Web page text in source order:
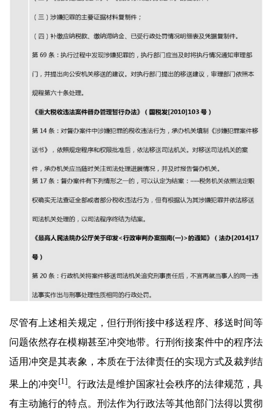
尽管有上述相关规定，但行刑衔接中移送程序、移送时间等
问题依然存在模糊甚至冲突地带。行刑衔接案件中的程序法
适用冲突是其表象，本质在于法律责任的实现方式及裁判结
果上的冲突 [1]。行政法是维护国家社会秩序的法律规范，具
有主动施行的特点。刑法作为行政法等其他部门法得以贯彻